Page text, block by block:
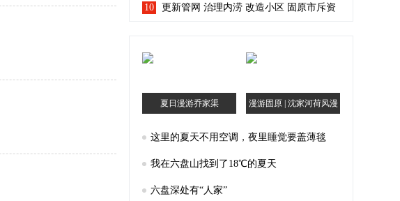
宁夏人看电视回到“简单模式”
10 更新管网 治理内涝 改造小区 固原市斥资
夏日漫游乔家渠 漫游固原 | 沈家河荷风漫
这里的夏天不用空调，夜里睡觉要盖薄毯
我在六盘山找到了18℃的夏天
六盘深处有“人家”